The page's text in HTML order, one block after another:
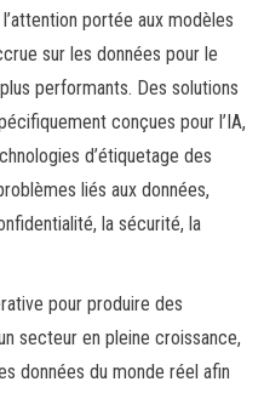
portée aux modèles
sur les données pour le
performants. Des solutions
conçues pour l’IA,
d’étiquetage des
liés aux données,
la sécurité, la
pour produire des
secteur en pleine croissance,
données du monde réel afin